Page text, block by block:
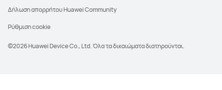
©2026 Huawei Device Co., Ltd. Όλα τα δικαιώματα διατηρούνται.
Δήλωση απορρήτου Huawei Community
Ρύθμιση cookie